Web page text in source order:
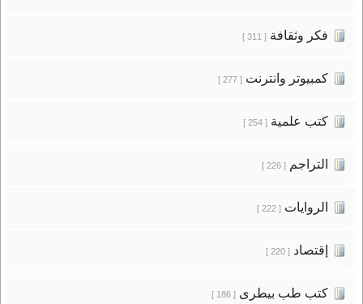
فكر وثقافة[ 311 ]
كمبيوتر وانترنت[ 277 ]
كتب علمية[ 254 ]
التراجم[ 226 ]
الروايات[ 222 ]
إقتصاد[ 220 ]
كتب طب بيطرى[ 186 ]